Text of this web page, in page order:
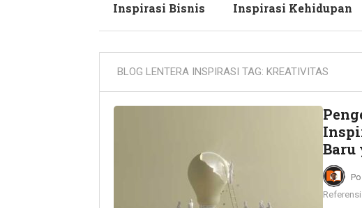
Inspirasi Bisnis Inspirasi Kehidupan
BLOG LENTERA INSPIRASI TAG: KREATIVITAS
Baru
Referensi